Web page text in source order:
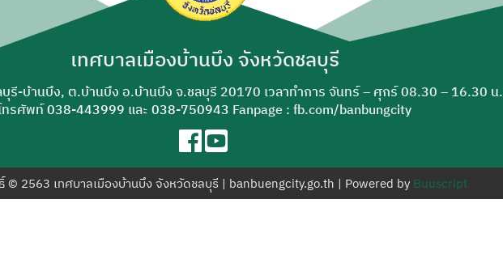
เทศบาลเมืองบ้านบึง จังหวัดชลบุรี
รี-บ้านบึง, ต.บ้านบึง อ.บ้านบึง จ.ชลบุรี 20170 เวลาทำการ จันทร์ – ศุกร์ 08.30 – 16.30 น.
ทรศัพท์038-443999 และ038-750943 Fanpage : fb.com/banbungcity
© 2563 เทศบาลเมืองบ้านบึง จังหวัดชลบุรี | banbuengcity.go.th | Powered by Buuscript